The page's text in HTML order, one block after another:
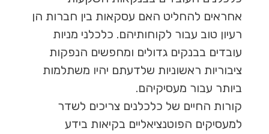
אחראים להחליט האם עסקאות בין חברות הן
רעיון טוב עבור לקוחותיהם. כלכלני מניות
עובדים בבנקים גדולים ומחפשים הנפקות
ציבוריות ראשוניות שלדעתם יהיו משתלמות
ביותר עבור מעסיקיהם.
קורות החיים של כלכלנים צריכים לשדר
למעסיקים הפוטנציאליים בקיאות בידע